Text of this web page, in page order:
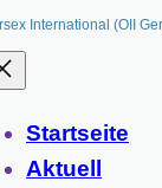
International (OII
Startseite
Aktuell